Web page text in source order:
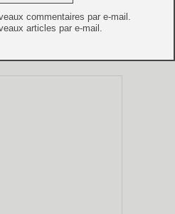
commentaires par e-mail.
articles par e-mail.